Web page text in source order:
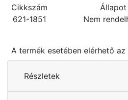
Cikkszám
621-1851
Állapot
Nem
A termék esetében elérhető
Részletek